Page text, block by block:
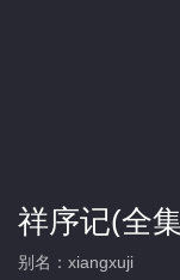
祥序记(全
别名：xiangxuji